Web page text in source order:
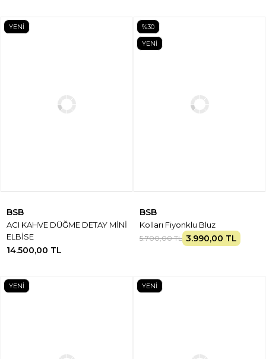
YENİ
BSB
ACI KAHVE DÜĞME DETAY MİNİ
ELBİSE
14.500,00 TL
%30
YENİ
BSB
Kolları Fiyonklu Bluz
5.700,00 TL 3.990,00 TL
YENİ YENİ